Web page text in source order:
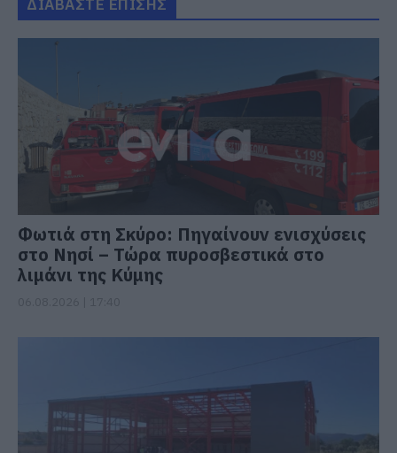
ΔΙΑΒΑΣΤΕ ΕΠΙΣΗΣ
Φωτιά στη Σκύρο: Πηγαίνουν ενισχύσεις
στο Νησί – Τώρα πυροσβεστικά στο
λιμάνι της Κύμης